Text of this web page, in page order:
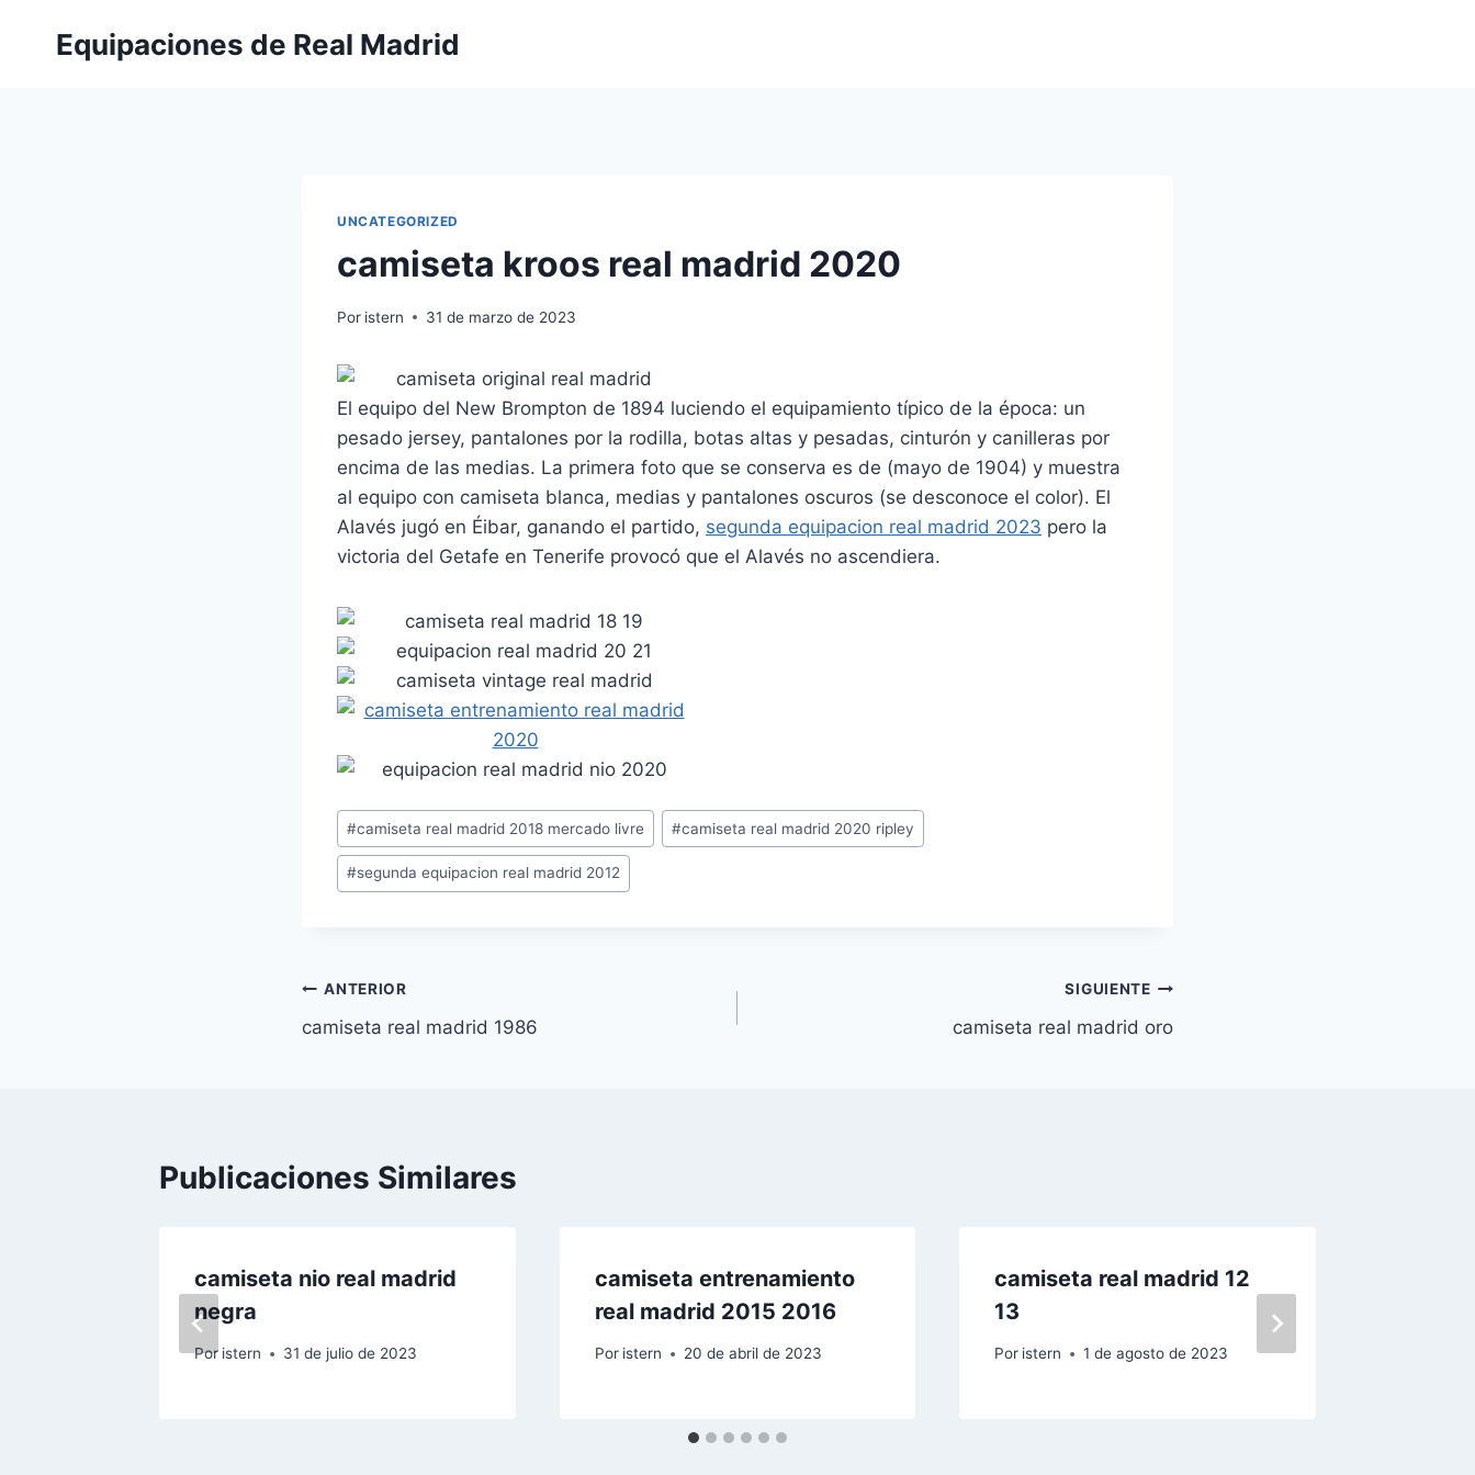
Equipaciones de Real Madrid
UNCATEGORIZED
camiseta kroos real madrid 2020
Por istern 31 de marzo de 2023
El equipo del New Brompton de 1894 luciendo el equipamiento típico de la época: un
pesado jersey, pantalones por la rodilla, botas altas y pesadas, cinturón y canilleras por
encima de las medias. La primera foto que se conserva es de (mayo de 1904) y muestra
al equipo con camiseta blanca, medias y pantalones oscuros (se desconoce el color). El
Alavés jugó en Éibar, ganando el partido, segunda equipacion real madrid 2023 pero la
victoria del Getafe en Tenerife provocó que el Alavés no ascendiera.
Etiquetas
de
la
#camiseta real madrid 2018 mercado livre #camiseta real madrid 2020 ripley
#segunda equipacion real madrid 2012
Navegación
de
ANTERIOR
camiseta real madrid 1986
SIGUIENTE
camiseta real madrid oro
Publicaciones Similares
camiseta nio real madrid
negra
Por istern 31 de julio de 2023
camiseta entrenamiento
real madrid 2015 2016
Por istern 20 de abril de 2023
camiseta real madrid 12
13
Por istern 1 de agosto de 2023